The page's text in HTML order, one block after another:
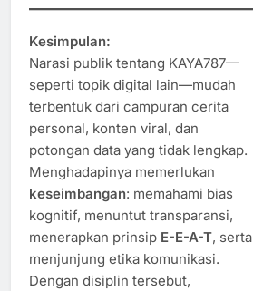
Kesimpulan:
Narasi publik tentang KAYA787—
seperti topik digital lain—mudah
terbentuk dari campuran cerita
personal, konten viral, dan
potongan data yang tidak lengkap.
Menghadapinya memerlukan
keseimbangan: memahami bias
kognitif, menuntut transparansi,
menerapkan prinsip E-E-A-T, serta
menjunjung etika komunikasi.
Dengan disiplin tersebut,